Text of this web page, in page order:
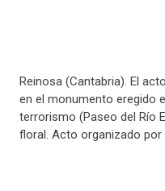
Reinosa (Cantabria). El
en el monumento eregido
terrorismo (Paseo del Río
floral. Acto organizado por